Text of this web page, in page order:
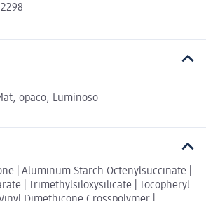
opaco, Luminoso
| Aluminum Starch Octenylsuccinate |
| Trimethylsiloxysilicate | Tocopheryl